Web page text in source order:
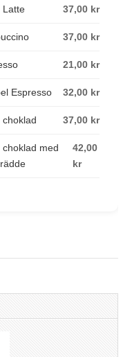
Latte 37,00 kr
37,00 kr
21,00 kr
Espresso 32,00 kr
choklad 37,00 kr
choklad med
42,00
kr